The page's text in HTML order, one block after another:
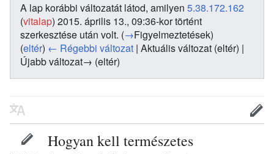
A lap korábbi változatát látod, amilyen 5.38.172.162
(vitalap) 2015. április 13., 09:36-kor történt
szerkesztése után volt. (→Figyelmeztetések)
(eltér) ← Régebbi változat | Aktuális változat (eltér) |
Újabb változat→ (eltér)
Hogyan kell természetes